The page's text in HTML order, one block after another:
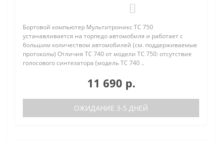
Бортовой компьютер Мультитроникс TC 750
устанавливается на торпедо автомобиля и работает с
большим количеством автомобилей (см. поддерживаемые
протоколы) Отличия TC 740 от модели TC 750: отсутствие
голосового синтезатора (модель TC 740 ..
11 690 р.
ОЖИДАНИЕ 3-5 ДНЕЙ